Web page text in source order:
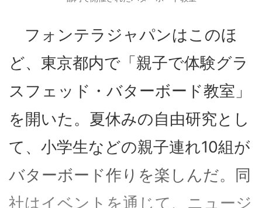
フォンテラジャパンはこのほ
ど、東京都内で「親子で体験グラ
スフェッド・バターボード教室」
を開いた。夏休みの自由研究とし
て、小学生などの親子連れ10組が
バターボード作りを楽しんだ。同
社はイベントを通じて、ニュージ